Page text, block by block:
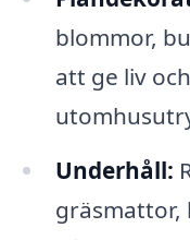
blommor,
att ge liv
Underhåll:
gräsmattor,